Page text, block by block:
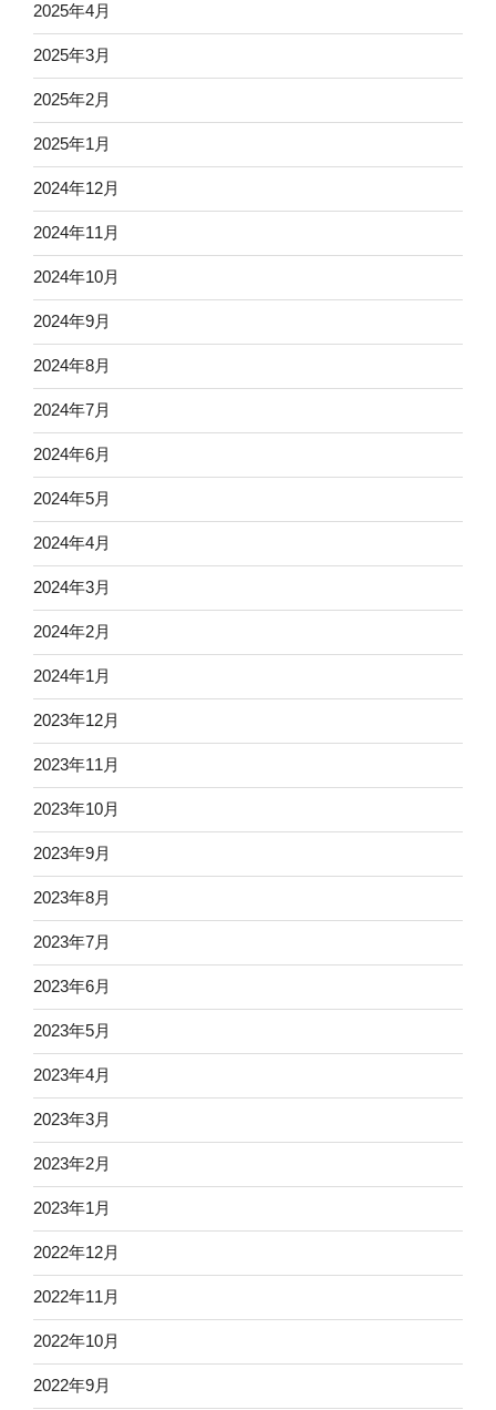
2025年4月
2025年3月
2025年2月
2025年1月
2024年12月
2024年11月
2024年10月
2024年9月
2024年8月
2024年7月
2024年6月
2024年5月
2024年4月
2024年3月
2024年2月
2024年1月
2023年12月
2023年11月
2023年10月
2023年9月
2023年8月
2023年7月
2023年6月
2023年5月
2023年4月
2023年3月
2023年2月
2023年1月
2022年12月
2022年11月
2022年10月
2022年9月